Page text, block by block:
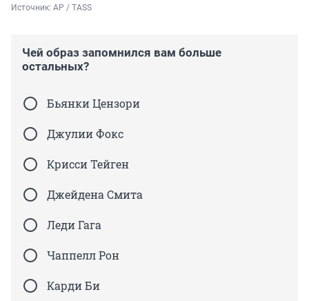
Источник: AP / TASS
Чей образ запомнился вам больше
остальных?
Бьянки Цензори
Джулии Фокс
Крисси Тейген
Джейдена Смита
Леди Гага
Чаппелл Рон
Карди Би